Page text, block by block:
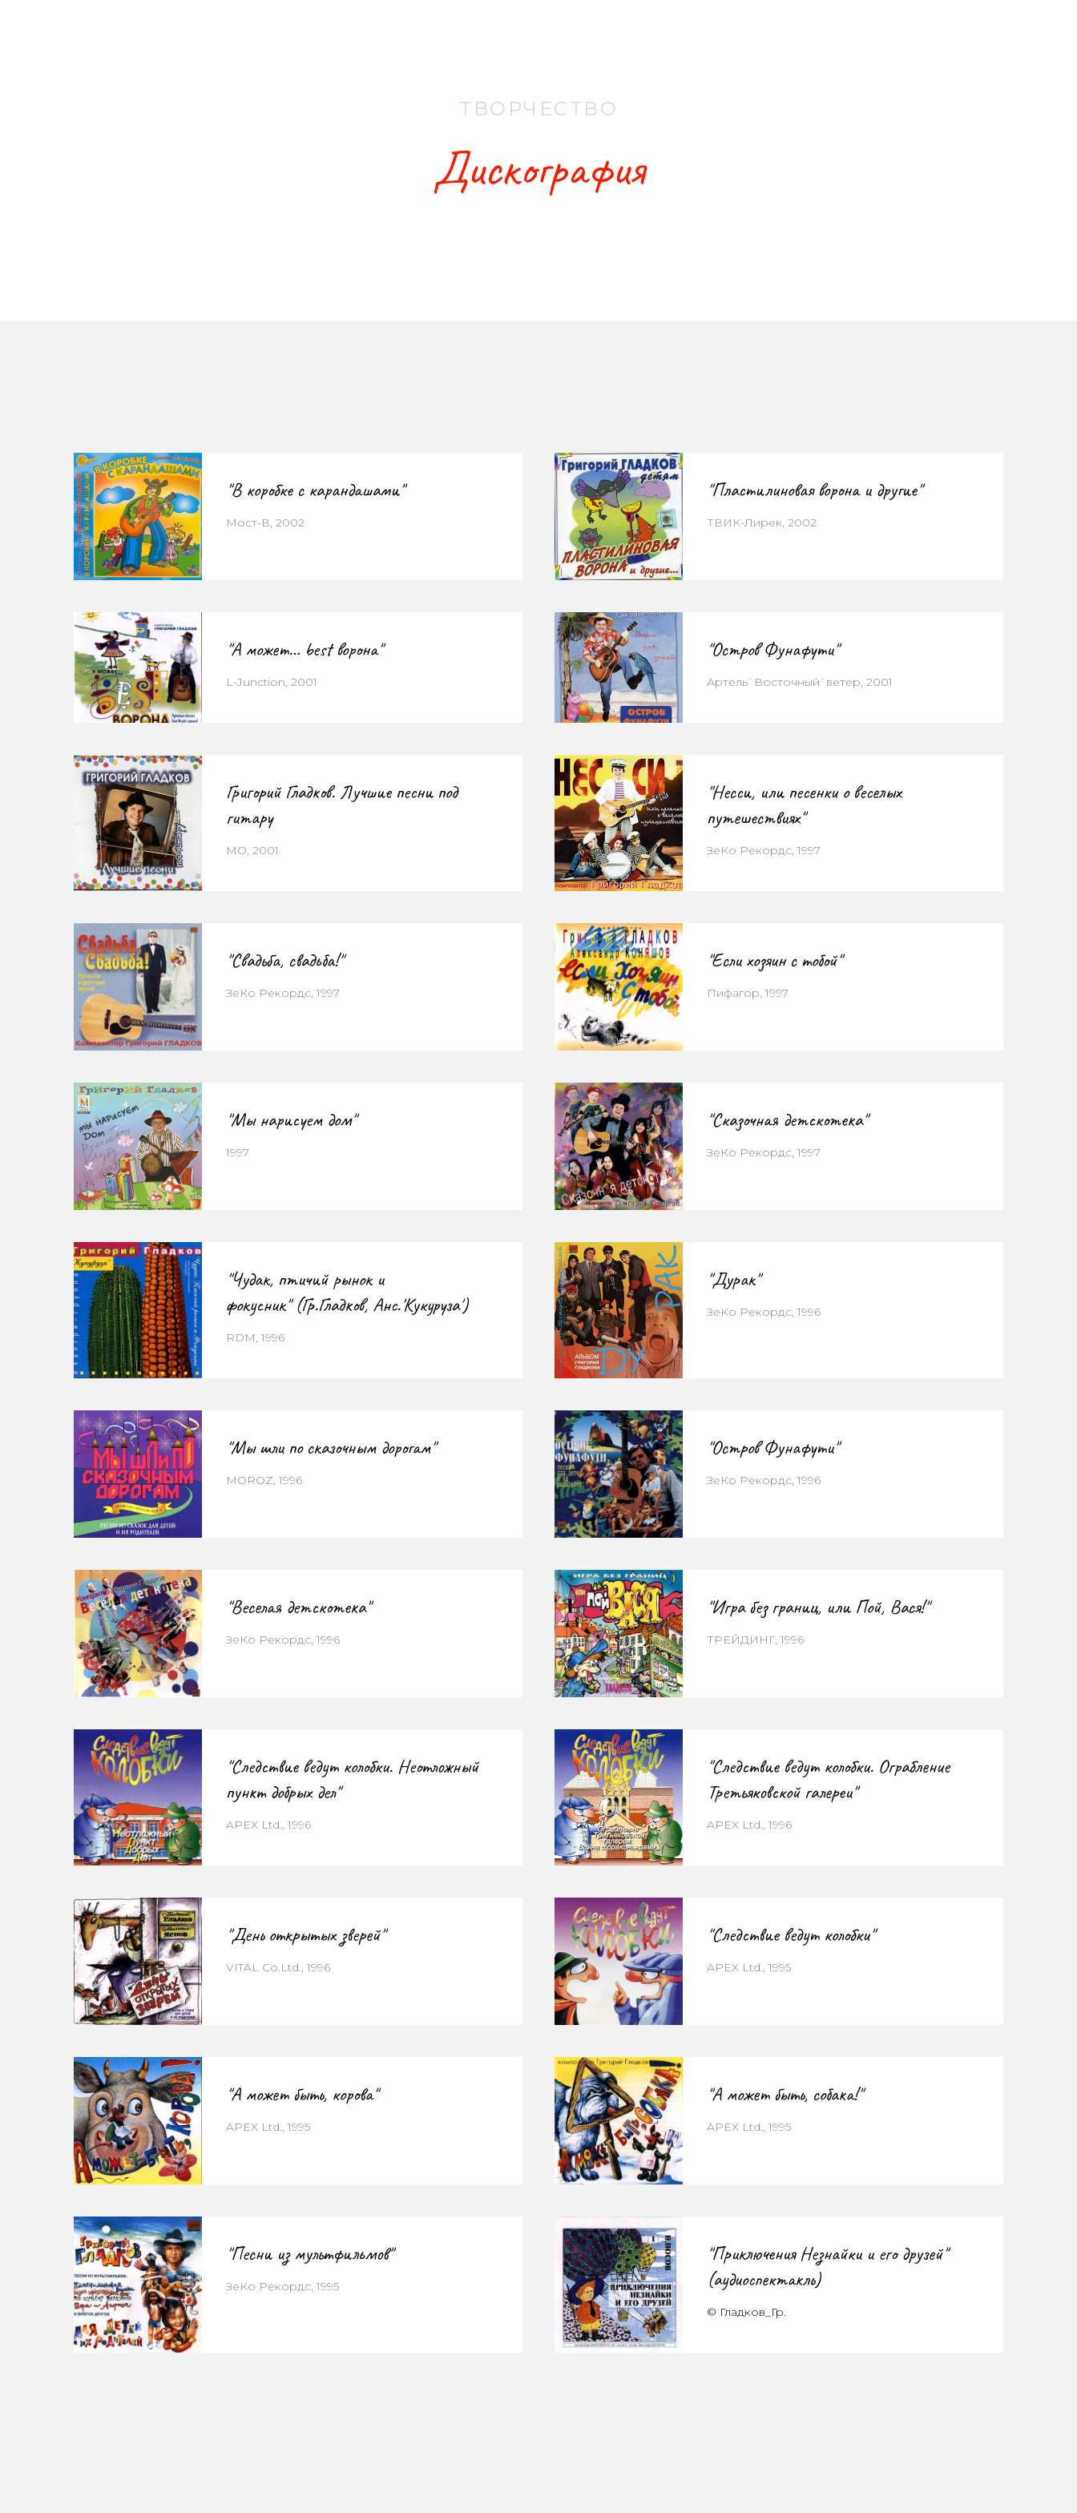
ТВОРЧЕСТВО
Дискография
"В коробке с карандашами"
Мост-В, 2002
"Пластилиновая ворона и другие"
ТВИК-Лирек, 2002
"А может… best ворона"
L-Junction, 2001
"Остров Фунафути"
Артель`Восточный`ветер, 2001
Григорий Гладков. Лучшие песни под
гитару
МО, 2001
"Несси, или песенки о веселых
путешествиях"
ЗеКо Рекордс, 1997
"Свадьба, свадьба!"
ЗеКо Рекордс, 1997
"Если хозяин с тобой"
Пифагор, 1997
"Мы нарисуем дом"
1997
"Сказочная детскотека"
ЗеКо Рекордс, 1997
"Чудак, птичий рынок и
фокусник" (Гр.Гладков, Анс.'Кукуруза')
RDM, 1996
"Дурак"
ЗеКо Рекордс, 1996
"Мы шли по сказочным дорогам"
MOROZ, 1996
"Остров Фунафути"
ЗеКо Рекордс, 1996
"Веселая детскотека"
ЗеКо Рекордс, 1996
"Игра без границ, или Пой, Вася!"
ТРЕЙДИНГ, 1996
"Следствие ведут колобки. Неотложный
пункт добрых дел"
APEX Ltd., 1996
"Следствие ведут колобки. Ограбление
Третьяковской галереи"
APEX Ltd., 1996
"День открытых зверей"
VITAL Co.Ltd., 1996
"Следствие ведут колобки"
APEX Ltd., 1995
"А может быть, корова"
APEX Ltd., 1995
"А может быть, собака!"
APEX Ltd., 1995
"Песни из мультфильмов"
ЗеКо Рекордс, 1995
"Приключения Незнайки и его друзей"
(аудиоспектакль)
© Гладков_Гр.